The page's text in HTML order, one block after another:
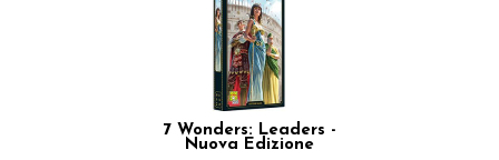
7 Wonders: Leaders -
Nuova Edizione